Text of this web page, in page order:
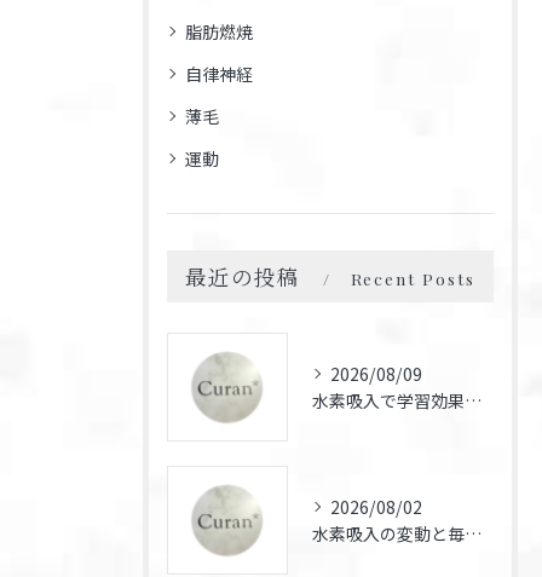
脂肪燃焼
自律神経
薄毛
運動
最近の投稿 Recent Posts
2026/08/09
水素吸入で学習効果を高める愛知県名古屋市天白区の最新トレンド
2026/08/02
水素吸入の変動と毎日続けた場合の体感や効果の違いを徹底検証